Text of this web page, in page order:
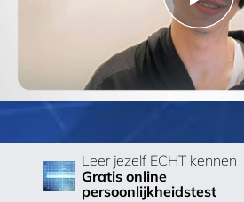
Leer jezelf ECHT kennen
Gratis online
persoonlijkheidstest